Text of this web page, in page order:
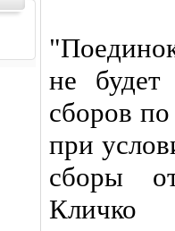
не
сборов
при
сборы
Кличко